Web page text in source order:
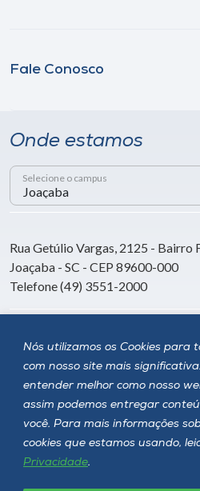
Nós utilizamos os Cookies para
com nosso site mais
entender melhor como nosso
assim podemos entregar
você. Para mais informações
cookies que estamos usando,
Privacidade.
Fale Conosco
Onde estamos
Selecione o campus
Rua Getúlio Vargas, 2125 - Bairro
Joaçaba - SC - CEP 89600-000
Telefone (49) 3551-2000
Siga a Unoesc